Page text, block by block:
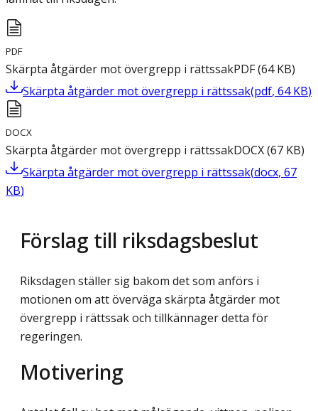
PDF
Skärpta åtgärder mot övergrepp i rättssakPDF(64 KB)
Skärpta åtgärder mot övergrepp i rättssak(pdf, 64 KB)
DOCX
Skärpta åtgärder mot övergrepp i rättssakDOCX(67 KB)
Skärpta åtgärder mot övergrepp i rättssak(docx, 67
KB)
Förslag till riksdagsbeslut
Riksdagen ställer sig bakom det som anförs i
motionen om att överväga skärpta åtgärder mot
övergrepp i rättssak och tillkännager detta för
regeringen.
Motivering